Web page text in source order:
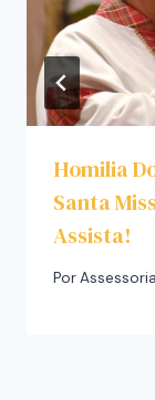
Homilia
Santa
Assista!
Por